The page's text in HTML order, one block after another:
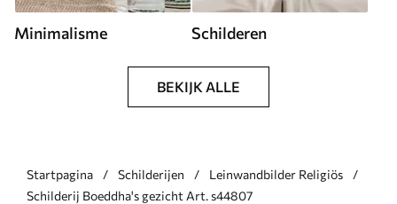
Minimalisme Schilderen
BEKIJK ALLE
Startpagina Schilderijen
Leinwandbilder Religiös
Schilderij Boeddha's gezicht Art. s44807